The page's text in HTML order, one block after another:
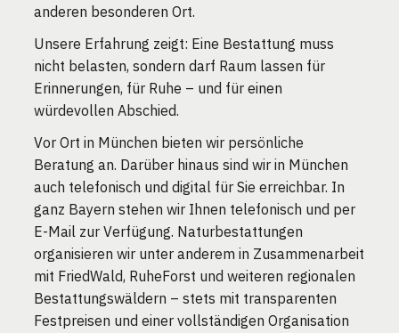
anderen besonderen Ort.
Unsere Erfahrung zeigt: Eine Bestattung muss
nicht belasten, sondern darf Raum lassen für
Erinnerungen, für Ruhe – und für einen
würdevollen Abschied.
Vor Ort in München bieten wir persönliche
Beratung an. Darüber hinaus sind wir in München
auch telefonisch und digital für Sie erreichbar. In
ganz Bayern stehen wir Ihnen telefonisch und per
E-Mail zur Verfügung. Naturbestattungen
organisieren wir unter anderem in Zusammenarbeit
mit FriedWald, RuheForst und weiteren regionalen
Bestattungswäldern – stets mit transparenten
Festpreisen und einer vollständigen Organisation